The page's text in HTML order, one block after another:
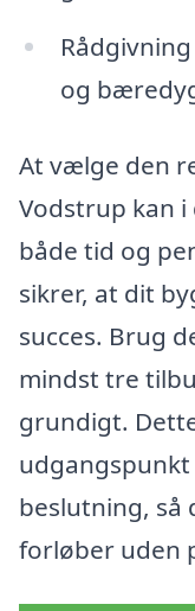
og
At vælge den
Vodstrup kan i
både tid og
sikrer, at dit
succes. Brug
mindst tre
grundigt.
beslutning,
forløber uden